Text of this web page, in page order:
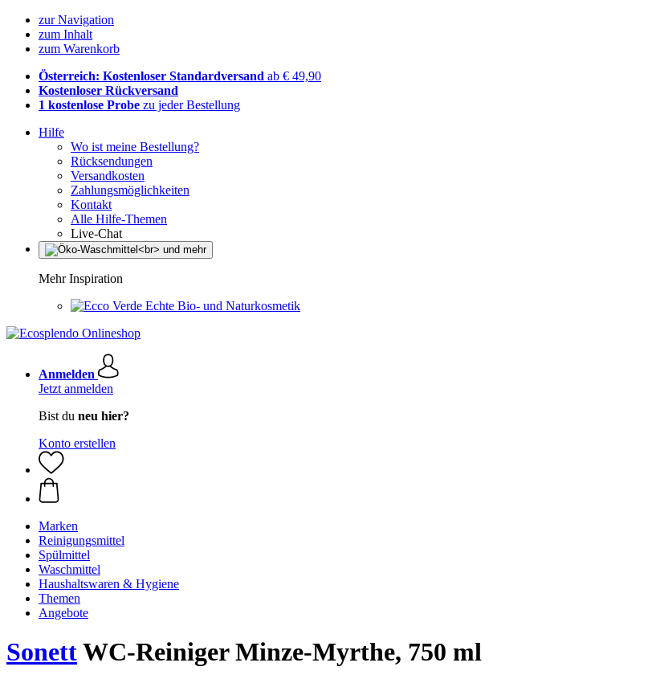
zur Navigation
zum Inhalt
zum Warenkorb
Österreich: Kostenloser Standardversand ab € 49,90
Kostenloser Rückversand
1 kostenlose Probe zu jeder Bestellung
Hilfe
Wo ist meine Bestellung?
Rücksendungen
Versandkosten
Zahlungsmöglichkeiten
Kontakt
Alle Hilfe-Themen
Live-Chat
Mehr Inspiration
Echte Bio- und Naturkosmetik
Anmelden
Jetzt anmelden
Bist du neu hier?
Konto erstellen
Marken
Reinigungsmittel
Spülmittel
Waschmittel
Haushaltswaren & Hygiene
Themen
Angebote
SonettWC-Reiniger Minze-Myrthe, 750 ml